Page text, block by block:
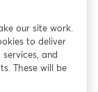
thérapeutique et
attentes et à
avec
our site work.
to deliver
and
These will be